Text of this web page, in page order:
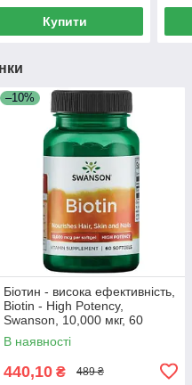
Купити
–10%
Біотин - висока ефективність,
Biotin - High Potency,
Swanson, 10,000 мкг, 60
капсул
В наявності
440,10 ₴ 489 ₴